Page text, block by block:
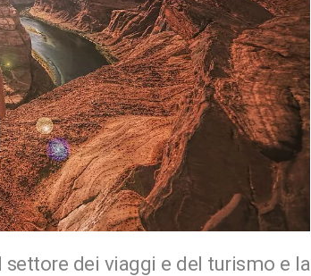
dei viaggi e del turismo e la